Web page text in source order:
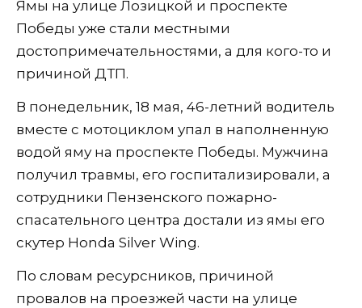
Ямы на улице Лозицкой и проспекте
Победы уже стали местными
достопримечательностями, а для кого-то и
причиной ДТП.
В понедельник, 18 мая, 46-летний водитель
вместе с мотоциклом упал в наполненную
водой яму на проспекте Победы. Мужчина
получил травмы, его госпитализировали, а
сотрудники Пензенского пожарно-
спасательного центра достали из ямы его
скутер Honda Silver Wing.
По словам ресурсников, причиной
провалов на проезжей части на улице